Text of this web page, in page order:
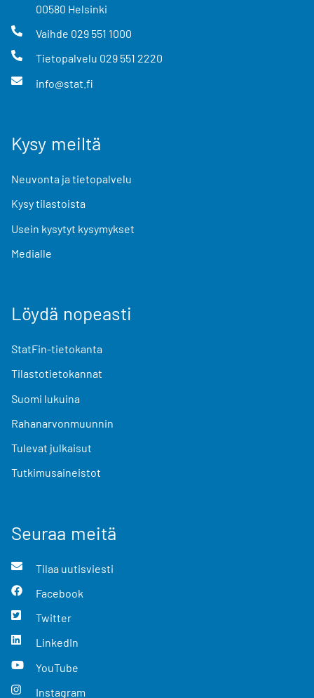
00580 Helsinki
Vaihde 029 551 1000
Tietopalvelu 029 551 2220
info@stat.fi
Kysy meiltä
Neuvonta ja tietopalvelu
Kysy tilastoista
Usein kysytyt kysymykset
Medialle
Löydä nopeasti
StatFin-tietokanta
Tilastotietokannat
Suomi lukuina
Rahanarvonmuunnin
Tulevat julkaisut
Tutkimusaineistot
Seuraa meitä
Tilaa uutisviesti
Facebook
Twitter
LinkedIn
YouTube
Instagram